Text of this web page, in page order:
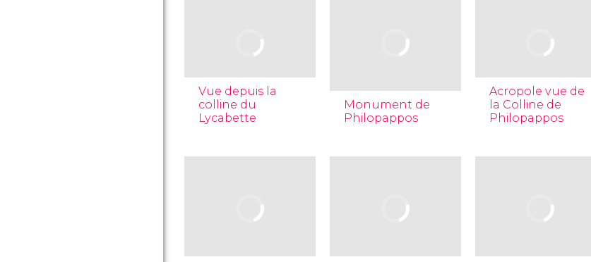
Vue depuis la
colline du
Lycabette
Monument de
Philopappos
Acropole vue de
la Colline de
Philopappos